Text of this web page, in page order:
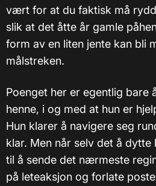
vært for at du faktisk må
slik at det åtte år gamle
form av en liten jente kan bli
målstreken.
Poenget her er egentlig bare
henne, i og med at hun er
Hun klarer å navigere seg
klar. Men når selv det å
til å sende det nærmeste
på leteaksjon og forlate